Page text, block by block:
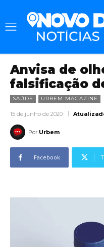
Anvisa de
falsificação
SAÚDE URBEM MAGAZINE
15 de junho de 2020
Por Urbem
Facebook